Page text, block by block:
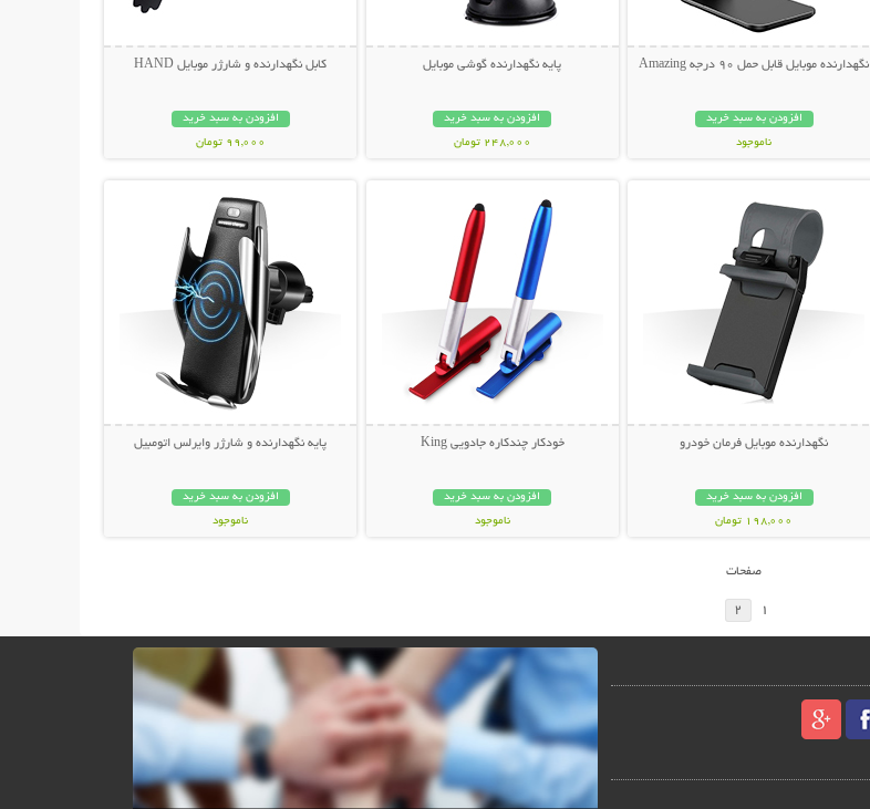
نگهدارنده موبایل قابل حمل 90 درجه Amazing
افزودن به سبد خرید
ناموجود
پایه نگهدارنده گوشی موبایل
افزودن به سبد خرید
248,000 تومان
کابل نگهدارنده و شارژر موبایل HAND
افزودن به سبد خرید
99,000 تومان
نگهدارنده موبایل فرمان خودرو
افزودن به سبد خرید
198,000 تومان
خودکار چندکاره جادویی King
افزودن به سبد خرید
ناموجود
پایه نگهدارنده و شارژر وایرلس اتومبیل
افزودن به سبد خرید
ناموجود
صفحات
1
2